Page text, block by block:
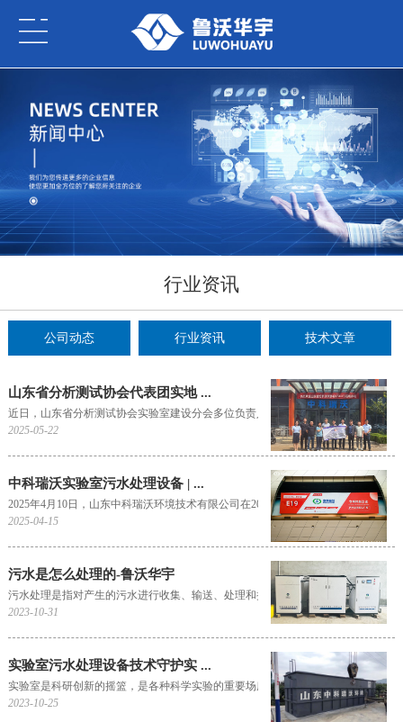
行业资讯
公司动态 行业资讯 技术文章
山东省分析测试协会代表团实地 ...
近日，山东省分析测试协会实验室建设分会多位负责人，与行业内知名总包商、建
2025-05-22
中科瑞沃实验室污水处理设备 | ...
2025年4月10日，山东中科瑞沃环境技术有限公司在2025未来实验室创新与发展大
2025-04-15
污水是怎么处理的-鲁沃华宇
污水处理是指对产生的污水进行收集、输送、处理和排放的过程。它是为了保护环
2023-10-31
实验室污水处理设备技术守护实 ...
实验室是科研创新的摇篮，是各种科学实验的重要场所。然而，在实验过程中产生
2023-10-25